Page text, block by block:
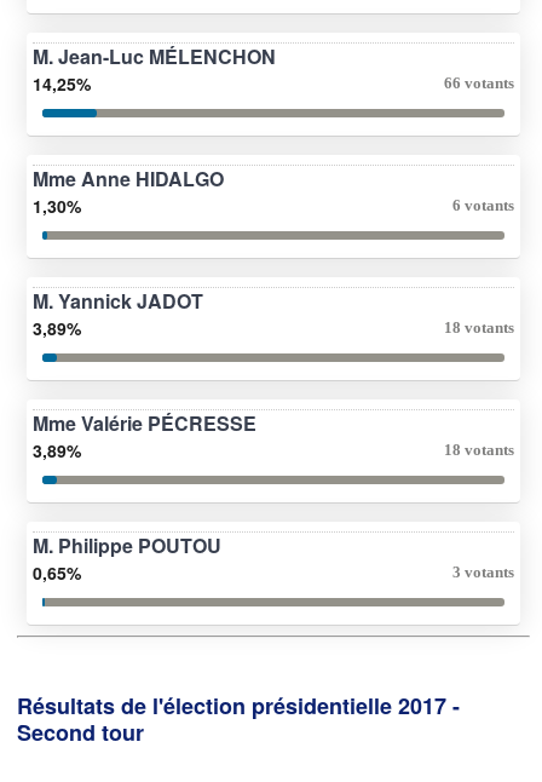
M. Jean-Luc MÉLENCHON
14,25% 66 votants
Mme Anne HIDALGO
1,30% 6 votants
M. Yannick JADOT
3,89% 18 votants
Mme Valérie PÉCRESSE
3,89% 18 votants
M. Philippe POUTOU
0,65% 3 votants
Résultats de l'élection présidentielle 2017 -
Second tour